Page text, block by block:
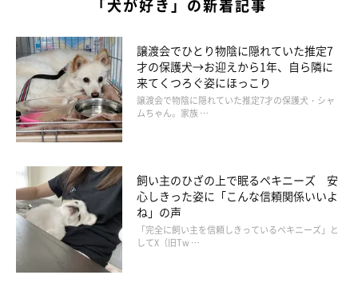
@corgi__ren
「犬が好き」の新着記事
譲渡会でひとり物陰に隠れていた推定7
才の保護犬→お迎えから1年、自ら隣に
来てくつろぐ姿にほっこり
譲渡会で物陰に隠れていた推定7才の保護犬・シャ
ムちゃん。家族 …
飼い主のひざの上で眠るペキニーズ 安
心しきった姿に「こんな信頼関係いいよ
ね」の声
「完全に飼い主を信頼しきっているペキニーズ」と
してX（旧Tw …